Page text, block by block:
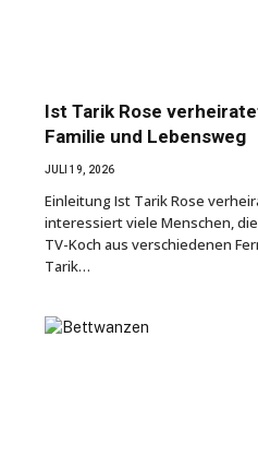
Ist Tarik Rose
Familie und Lebensweg
JULI 19, 2026
Einleitung Ist Tarik Rose
interessiert viele Menschen,
TV-Koch aus verschiedenen
Tarik…